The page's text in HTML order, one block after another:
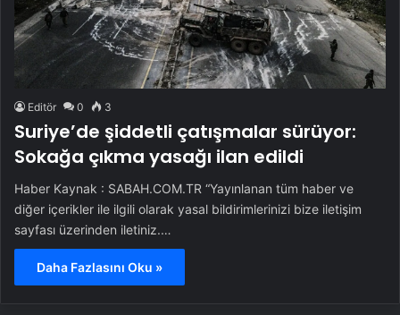
Editör 0 3
Suriye’de şiddetli çatışmalar sürüyor:
Sokağa çıkma yasağı ilan edildi
Haber Kaynak : SABAH.COM.TR “Yayınlanan tüm haber ve
diğer içerikler ile ilgili olarak yasal bildirimlerinizi bize iletişim
sayfası üzerinden iletiniz.…
Daha Fazlasını Oku »